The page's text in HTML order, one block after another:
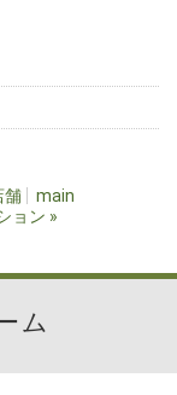
舗
main
ョン »
ム